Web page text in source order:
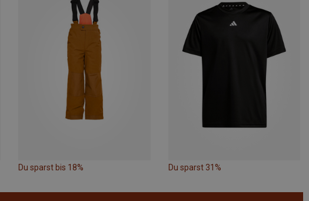
Du sparst bis 18% Du sparst 31%